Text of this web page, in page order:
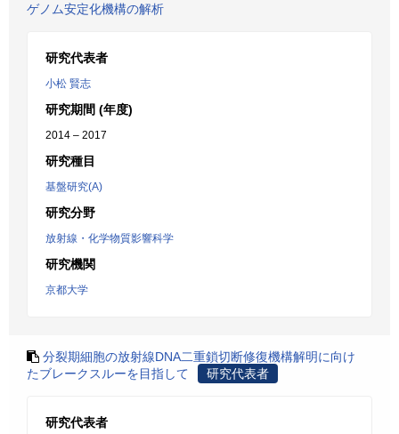
ゲノム安定化機構の解析
研究代表者
小松 賢志
研究期間 (年度)
2014 – 2017
研究種目
基盤研究(A)
研究分野
放射線・化学物質影響科学
研究機関
京都大学
分裂期細胞の放射線DNA二重鎖切断修復機構解明に向け
たブレークスルーを目指して
研究代表者
研究代表者